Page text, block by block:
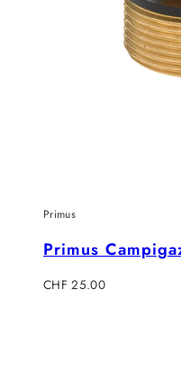
Primus
Primus
Regulärer
CHF 25.00